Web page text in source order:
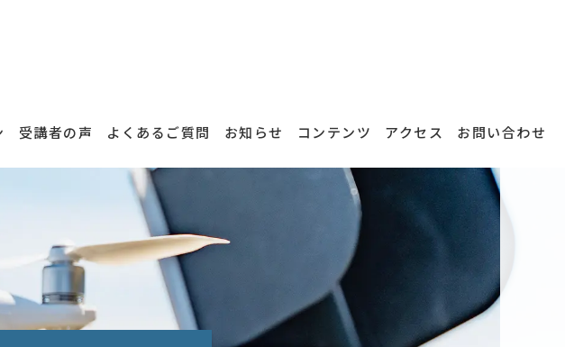
受講者の声 よくあるご質問 お知らせ コンテンツ アクセス お問い合わせ